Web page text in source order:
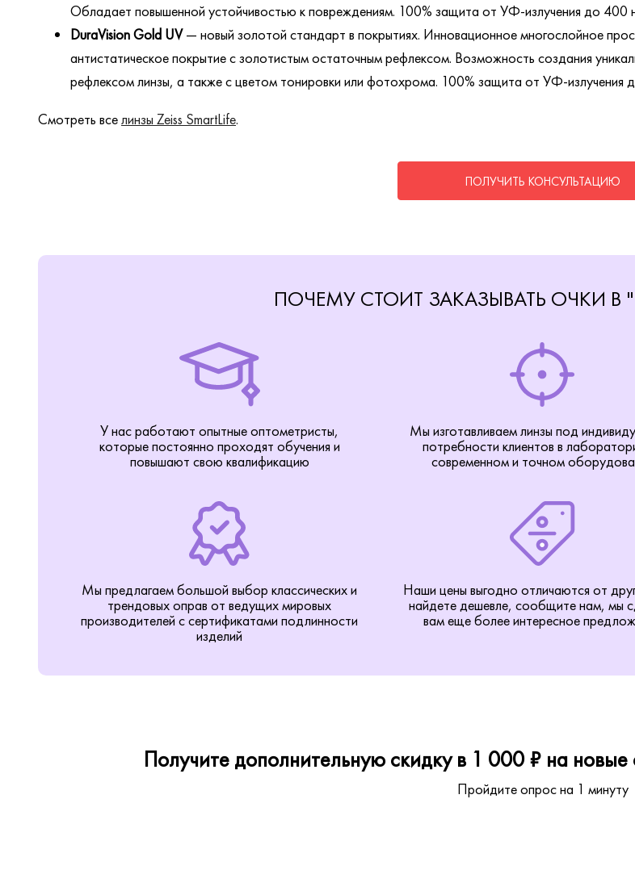
Обладает повышенной устойчивостью к повреждениям. 100% защита от УФ-излучения до 400
DuraVision Gold UV— новый золотой стандарт в покрытиях. Инновационное многослойное
антистатическое покрытие с золотистым остаточным рефлексом. Возможность создания
рефлексом линзы, а также с цветом тонировки или фотохрома. 100% защита от УФ-излучения
Смотреть вселинзы Zeiss SmartLife.
ПОЛУЧИТЬ КОНСУЛЬТАЦИЮ
ПОЧЕМУ СТОИТ ЗАКАЗЫВАТЬ ОЧКИ В
У нас работают опытные оптометристы,
которые постоянно проходят обучения и
повышают свою квалификацию
Мы изготавливаем линзы под
потребности клиентов в
современном и точном
Мы предлагаем большой выбор классических и
трендовых оправ от ведущих мировых
производителей с сертификатами подлинности
изделий
Наши цены выгодно отличаются от
найдете дешевле, сообщите нам, мы
вам еще более интересное
Получите дополнительную скидку в 1 000 ₽ на
Пройдите опрос на 1 минуту